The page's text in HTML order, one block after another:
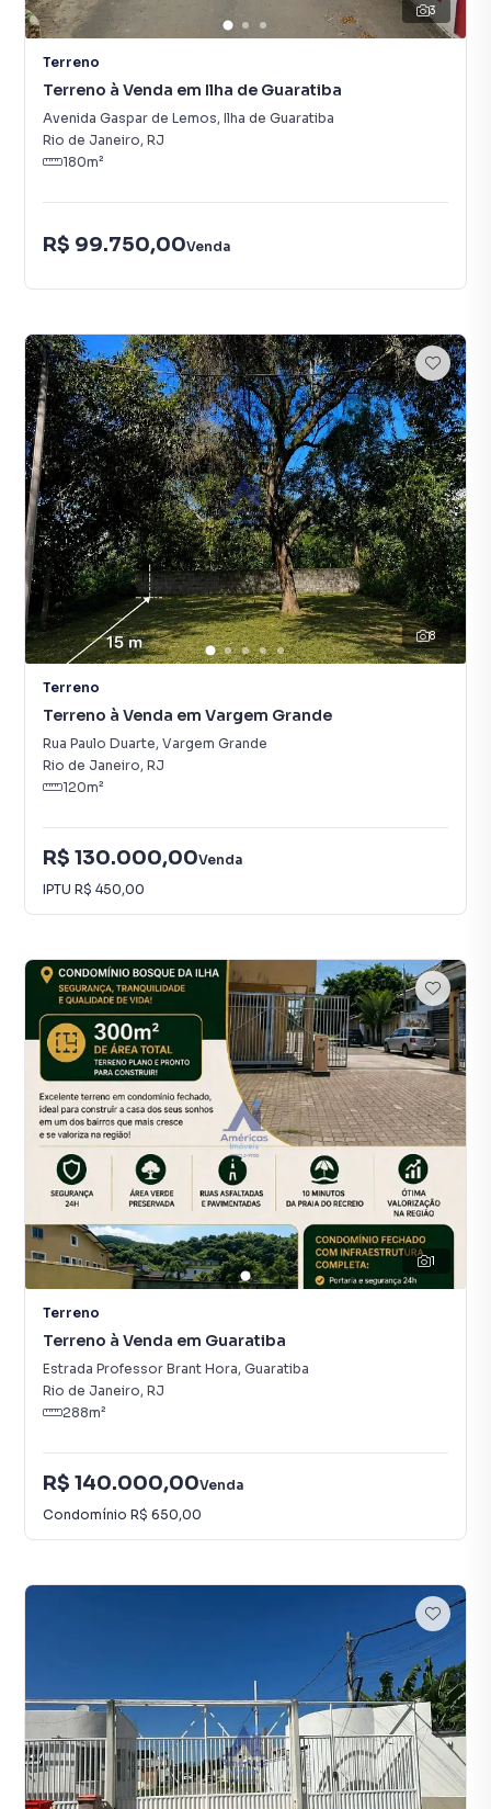
3
Terreno
Terreno à Venda em Ilha de Guaratiba
Avenida Gaspar de Lemos, Ilha de Guaratiba
Rio de Janeiro, RJ
180m²
R$ 99.750,00Venda
8
Terreno
Terreno à Venda em Vargem Grande
Rua Paulo Duarte, Vargem Grande
Rio de Janeiro, RJ
120m²
R$ 130.000,00Venda
IPTU R$ 450,00
1
Terreno
Terreno à Venda em Guaratiba
Estrada Professor Brant Hora, Guaratiba
Rio de Janeiro, RJ
288m²
R$ 140.000,00Venda
Condomínio R$ 650,00